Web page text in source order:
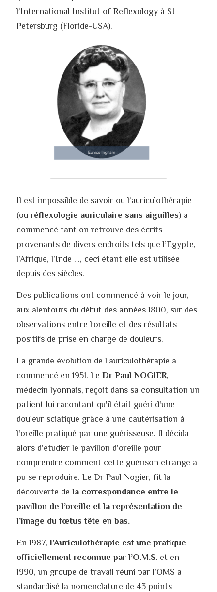
l’International Institut of Reflexology à St
Petersburg (Floride-USA).
Il est impossible de savoir ou l’auriculothérapie
(ou réflexologie auriculaire sans aiguilles) a
commencé tant on retrouve des écrits
provenants de divers endroits tels que l’Egypte,
l’Afrique, l’Inde …, ceci étant elle est utilisée
depuis des siècles.
Des publications ont commencé à voir le jour,
aux alentours du début des années 1800, sur des
observations entre l’oreille et des résultats
positifs de prise en charge de douleurs.
La grande évolution de l’auriculothérapie a
commencé en 1951. Le Dr Paul NOGIER,
médecin lyonnais, reçoit dans sa consultation un
patient lui racontant qu'il était guéri d'une
douleur sciatique grâce à une cautérisation à
l'oreille pratiqué par une guérisseuse. Il décida
alors d'étudier le pavillon d'oreille pour
comprendre comment cette guérison étrange a
pu se reproduire. Le Dr Paul Nogier, fit la
découverte de la correspondance entre le
pavillon de l’oreille et la représentation de
l’image du fœtus tête en bas.
En 1987, l’Auriculothérapie est une pratique
officiellement reconnue par l’O.M.S. et en
1990, un groupe de travail réuni par l’OMS a
standardisé la nomenclature de 43 points